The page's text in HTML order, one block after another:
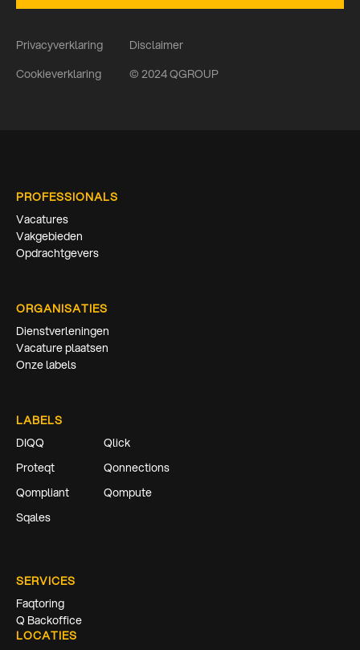
Privacyverklaring
Cookieverklaring
Disclaimer
© 2024 QGROUP
PROFESSIONALS
Vacatures
Vakgebieden
Opdrachtgevers
ORGANISATIES
Dienstverleningen
Vacature plaatsen
Onze labels
LABELS
DIQQ
Qlick
Proteqt
Qonnections
Qompliant
Qompute
Sqales
SERVICES
Faqtoring
Q Backoffice
LOCATIES